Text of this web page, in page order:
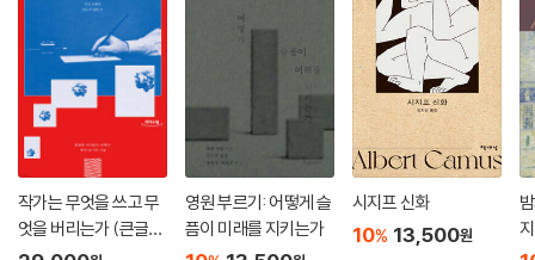
어쨌든 피트는 한 마리 개일 뿐이었다. 전생 없이 태어나 세상에 별 기대를
품지도, 영생을 원하지도 않았다. 음식(아는 손길과 알아들을 수도, 답을
할 수도 없는 말을 하지만 아는 목소리가 애정을 담아 준다면 종류나 양은
상관하지 않았다), 뛰어다닐 땅, 숨 쉴 공기, 철마다의 햇빛과 비, 그리고
땅을 알고 태양을 느끼기 훨씬 오래전부터 그의 유산이었던, 맡아본 적도
없지만 충실하고 믿음직한 조상에게 물려받아 이미 그 냄새를 아는 메추라
기. 이것이 피트가 원했던 전부다. 하지만 십이 년은 그리 길지도, 그것을
채우는 데 그리 많은 게 필요하지도 않은 시간이기에 그의 자연 수명인 팔
년이나 십 년, 또는 십이 년을 채우기엔 이만으로도 충분했을 것이다. - 윌
작가는 무엇을 쓰고 무
엇을 버리는가 (큰글자
도서)
영원 부르기: 어떻게 슬
픔이 미래를 지키는가
시지프 신화
10% 13,500원
지